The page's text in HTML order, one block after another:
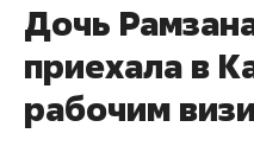
Дочь
приехала в
рабочим